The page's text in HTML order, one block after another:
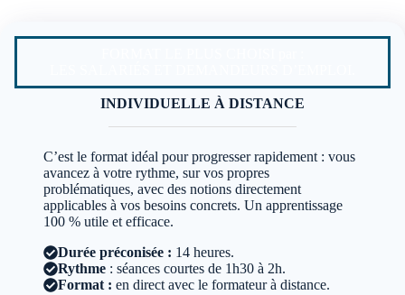
INDIVIDUELLE À DISTANCE
C’est le format idéal pour progresser rapidement : vous
avancez à votre rythme, sur vos propres
problématiques, avec des notions directement
applicables à vos besoins concrets. Un apprentissage
100 % utile et efficace.
Durée préconisée : 14 heures.
Rythme : séances courtes de 1h30 à 2h.
Format : en direct avec le formateur à distance.